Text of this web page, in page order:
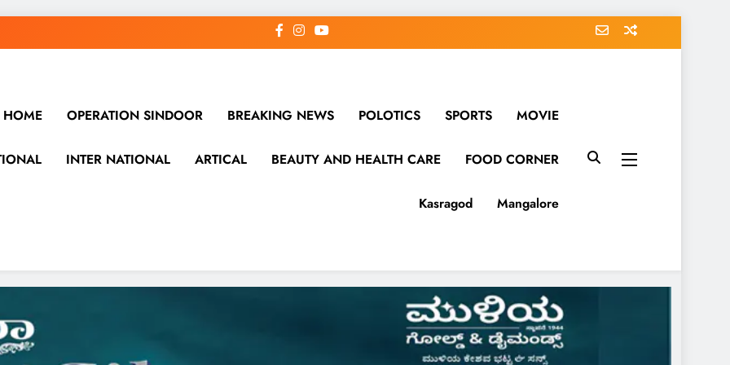
HOME OPERATION SINDOOR BREAKING NEWS POLOTICS SPORTS MOVIE
INTER NATIONAL ARTICAL BEAUTY AND HEALTH CARE FOOD CORNER
Kasragod Mangalore